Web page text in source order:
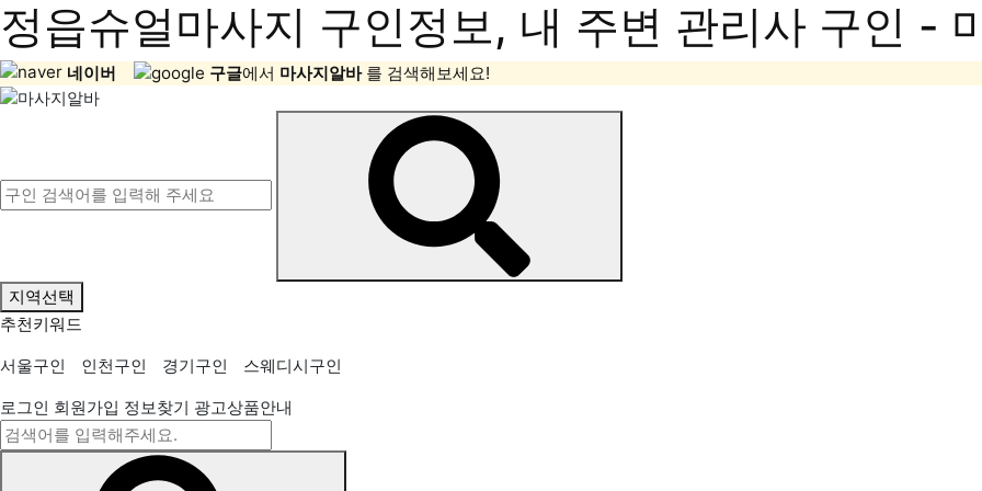
정읍슈얼마사지 구인정보, 내 주변 관리사 구인 -
네이버 구글에서 마사지알바 를 검색해보세요!
지역선택
추천키워드
서울구인
인천구인 경기구인
스웨디시구인
로그인 회원가입 정보찾기 광고상품안내